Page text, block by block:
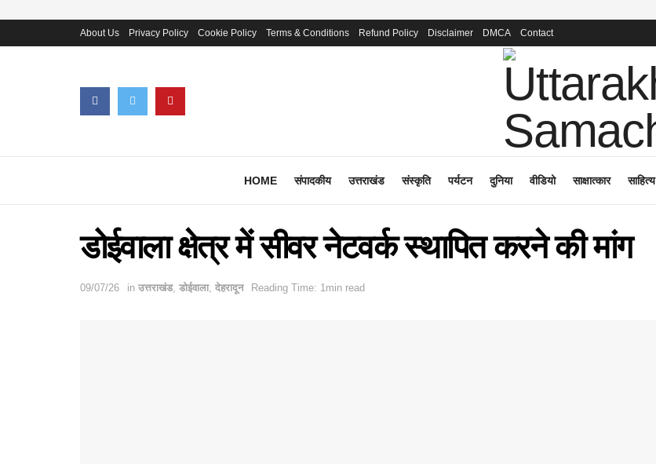
About Us Privacy Policy Cookie Policy Terms & Conditions Refund Policy Disclaimer DMCA Contact
HOME संपादकीय उत्तराखंड संस्कृति पर्यटन दुनिया वीडियो साक्षात्कार साहित्य
डोईवाला क्षेत्र में सीवर नेटवर्क स्थापित करने की मांग
09/07/26 in उत्तराखंड, डोईवाला, देहरादून Reading Time: 1min read